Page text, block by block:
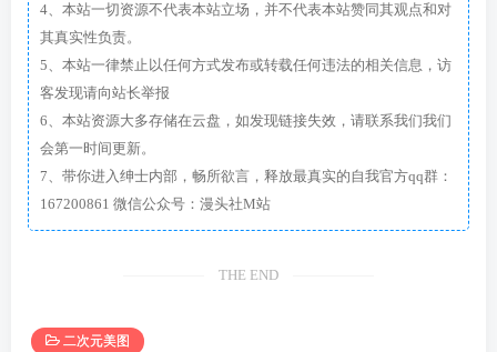
4、本站一切资源不代表本站立场，并不代表本站赞同其观点和对
其真实性负责。
5、本站一律禁止以任何方式发布或转载任何违法的相关信息，访
客发现请向站长举报
6、本站资源大多存储在云盘，如发现链接失效，请联系我们我们
会第一时间更新。
7、带你进入绅士内部，畅所欲言，释放最真实的自我官方qq群：
167200861 微信公众号：漫头社M站
THE END
二次元美图